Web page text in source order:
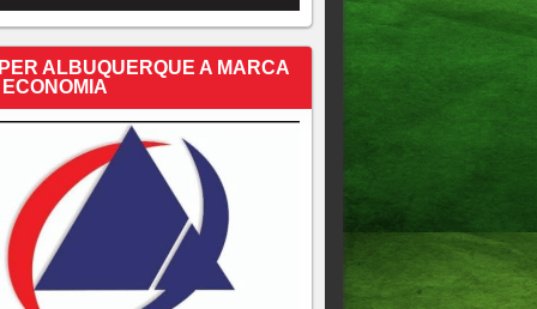
ALBUQUERQUE A MARCA
ECONOMIA